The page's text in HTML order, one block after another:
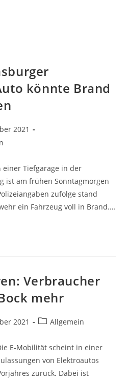
könnte Brand
2021
einer Tiefgarage in der
ist am frühen Sonntagmorgen
zufolge stand
ein Fahrzeug voll in Brand.…
Verbraucher
mehr
2021
Beitrags-
Allgemein
E-Mobilität scheint in einer
von Elektroautos
zurück. Dabei ist